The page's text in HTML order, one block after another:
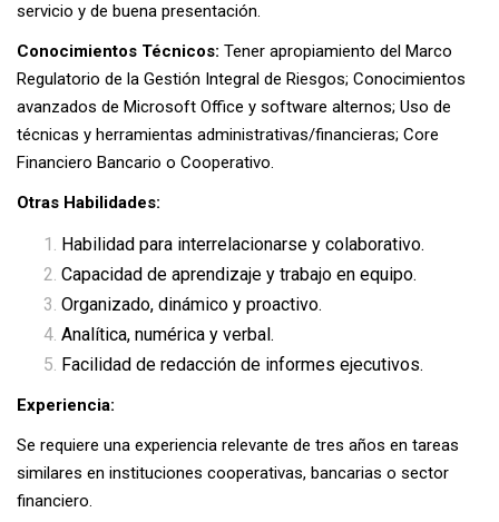
servicio y de buena presentación.
Conocimientos Técnicos: Tener apropiamiento del Marco
Regulatorio de la Gestión Integral de Riesgos; Conocimientos
avanzados de Microsoft Office y software alternos; Uso de
técnicas y herramientas administrativas/financieras; Core
Financiero Bancario o Cooperativo.
Otras Habilidades:
Habilidad para interrelacionarse y colaborativo.
Capacidad de aprendizaje y trabajo en equipo.
Organizado, dinámico y proactivo.
Analítica, numérica y verbal.
Facilidad de redacción de informes ejecutivos.
Experiencia:
Se requiere una experiencia relevante de tres años en tareas
similares en instituciones cooperativas, bancarias o sector
financiero.